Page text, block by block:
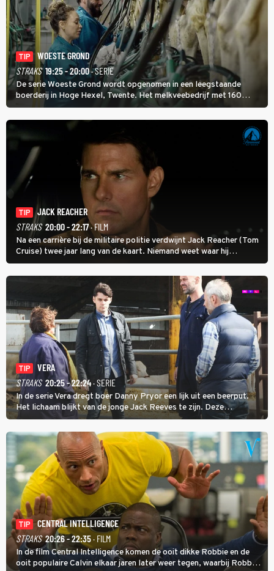
TIP
WOESTE GROND
STRAKS 19:25 - 20:00· SERIE
De serie Woeste Grond wordt opgenomen in een leegstaande
boerderij in Hoge Hexel, Twente. Het melkveebedrijf met 160
koeien moest sluiten, omdat het dicht bij een Natura 2000-gebied
ligt. In de serie heerst er een gevaarlijke veeziekte.
TIP
JACK REACHER
STRAKS 20:00 - 22:17· FILM
Na een carrière bij de militaire politie verdwijnt Jack Reacher (Tom
Cruise) twee jaar lang van de kaart. Niemand weet waar hij
uithangt, totdat moordverdachte James Barr naar hem vraagt.
TIP
VERA
STRAKS 20:25 - 22:24· SERIE
In de serie Vera dregt boer Danny Pryor een lijk uit een beerput.
Het lichaam blijkt van de jonge Jack Reeves te zijn. Deze
homoseksuele woonwagenbewoner had gebroken met zijn familie
en verliet het kamp met slaande ruzie.
TIP
CENTRAL INTELLIGENCE
STRAKS 20:26 - 22:35· FILM
In de film Central Intelligence komen de ooit dikke Robbie en de
ooit populaire Calvin elkaar jaren later weer tegen, waarbij Robbie,